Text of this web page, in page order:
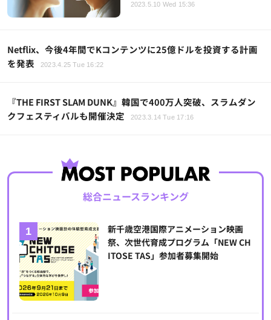
2023.5.10 Wed 15:36
Netflix、今後4年間でKコンテンツに25億ドルを投資する計画
を発表
2023.4.25 Tue 16:22
『THE FIRST SLAM DUNK』韓国で400万人突破、スラムダン
クフェスティバルも開催決定
2023.3.14 Tue 17:16
総合ニュースランキング
新千歳空港国際アニメーション映画
祭、次世代育成プログラム「NEW CH
ITOSE TAS」参加者募集開始